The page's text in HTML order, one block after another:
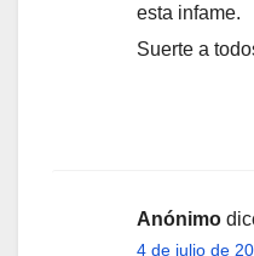
esta infame.
Suerte a
Anónimo
4 de julio de